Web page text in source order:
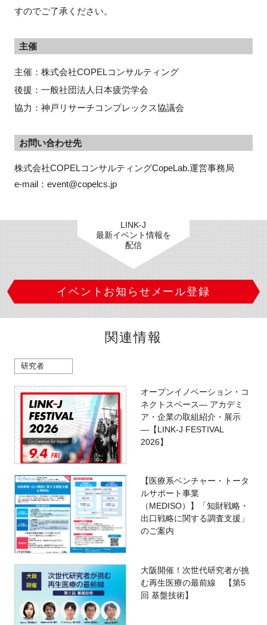
すのでご了承ください。
主催
主催：株式会社COPELコンサルティング
後援：一般社団法人日本疲労学会
協力：神戸リサーチコンプレックス協議会
お問い合わせ先
株式会社COPELコンサルティングCopeLab.運営事務局
e-mail：event@copelcs.jp
LINK-J
最新イベント情報を
配信
イベントお知らせメール登録
関連情報
研究者
オープンイノベーション・コ
ネクトスペース― アカデミ
ア・企業の取組紹介・展示
―【LINK-J FESTIVAL
2026】
【医療系ベンチャー・トータ
ルサポート事業
（MEDISO）】「知財戦略・
出口戦略に関する調査支援」
のご案内
大阪開催！次世代研究者が挑
む再生医療の最前線 【第5
回 基盤技術】